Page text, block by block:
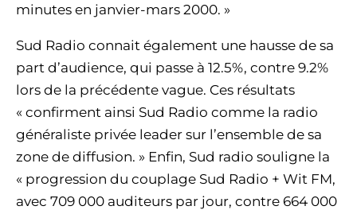
minutes en janvier-mars 2000. »
Sud Radio connait également une hausse de sa
part d’audience, qui passe à 12.5%, contre 9.2%
lors de la précédente vague. Ces résultats
« confirment ainsi Sud Radio comme la radio
généraliste privée leader sur l’ensemble de sa
zone de diffusion. » Enfin, Sud radio souligne la
« progression du couplage Sud Radio + Wit FM,
avec 709 000 auditeurs par jour, contre 664 000